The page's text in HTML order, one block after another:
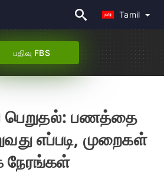
Tamil
பதிவு FBS
பெறுதல்: பணத்தை
எப்படி, முறைகள்
நேரங்கள்